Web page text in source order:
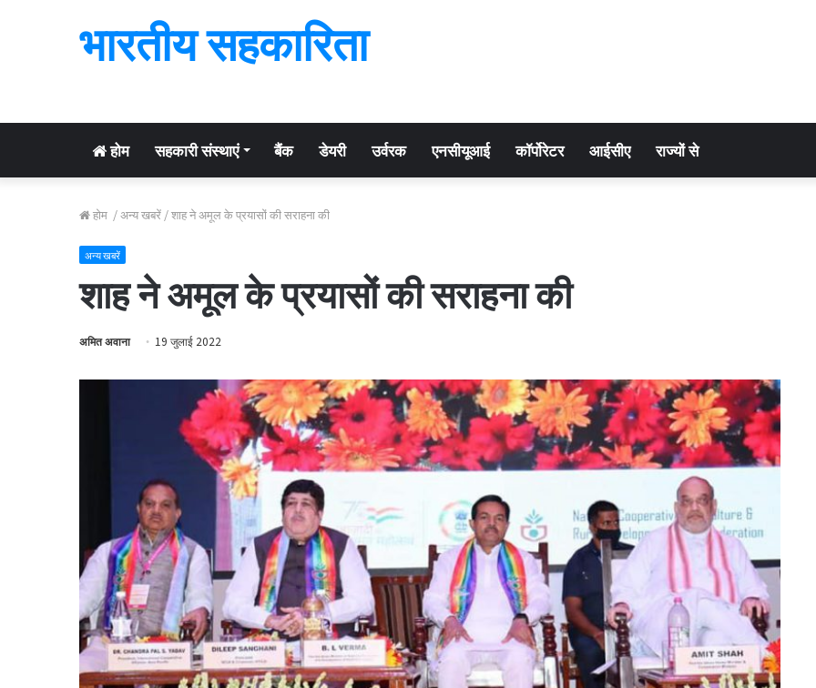
भारतीय सहकारिता
होम सहकारी संस्थाएं बैंक डेयरी उर्वरक एनसीयूआई कॉर्पोरेटर आईसीए राज्यों से
होम /अन्य खबरें /शाह ने अमूल के प्रयासों की सराहना की
अन्य खबरें
शाह ने अमूल के प्रयासों की सराहना की
अमित अवाना 19 जुलाई 2022